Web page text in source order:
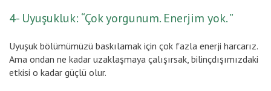
4- Uyuşukluk: “Çok yorgunum. Enerjim yok. ”
Uyuşuk bölümümüzü baskılamak için çok fazla enerji harcarız.
Ama ondan ne kadar uzaklaşmaya çalışırsak, bilinçdışımızdaki
etkisi o kadar güçlü olur.